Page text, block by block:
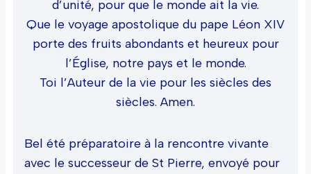
d’unité, pour que le monde ait la vie.
Que le voyage apostolique du pape Léon XIV
porte des fruits abondants et heureux pour
l’Église, notre pays et le monde.
Toi l’Auteur de la vie pour les siècles des
siècles. Amen.
Bel été préparatoire à la rencontre vivante
avec le successeur de St Pierre, envoyé pour